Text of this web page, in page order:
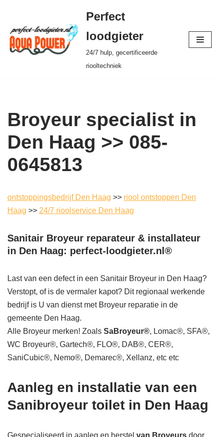
Ga
naar
de
Perfect
loodgieter
24/7 hulp, gecertificeerde
riooltechniek
Broyeur specialist in
Den Haag >> 085-
0645813
ontstoppingsbedrijf Den Haag >> riool ontstoppen Den
Haag >> 24/7 rioolservice Den Haag
Sanitair Broyeur reparateur & installateur
in Den Haag: perfect-loodgieter.nl®
Last van een defect in een Sanitair Broyeur in Den Haag?
Verstopt, of is de vermaler kapot? Dit regionaal werkende
bedrijf is U van dienst met Broyeur reparatie in de
gemeente Den Haag.
Alle Broyeur merken! Zoals SaBroyeur®, Lomac®, SFA®,
WC Broyeur®, Gartech®, FLO®, DAB®, CER®,
SaniCubic®, Nemo®, Demarec®, Xellanz, etc etc
Aanleg en installatie van een
Sanibroyeur toilet in Den Haag
Gespecialiseerd in aanleg en herstel van Broyeurs door